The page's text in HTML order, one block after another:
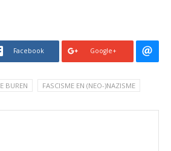
Facebook Google+
BUREN FASCISME EN (NEO-)NAZISME